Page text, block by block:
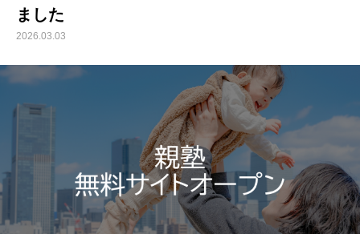
ました
2026.03.03